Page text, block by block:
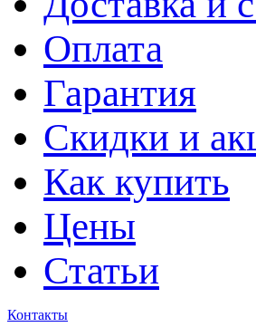
Оплата
Гарантия
Скидки и
Как купить
Цены
Статьи
Контакты